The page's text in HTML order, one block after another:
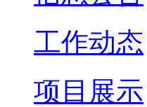
工作动态
项目展示